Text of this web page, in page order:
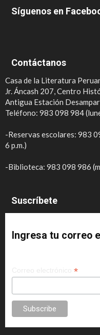
Síguenos en
Contáctanos
Casa de la Literatura
Jr. Áncash 207, Centro
Antigua Estación
Teléfono: 983 098 984
-Reservas escolares: 983
6 p.m.)
-Biblioteca: 983 098 986
Suscríbete
Ingresa tu correo
*